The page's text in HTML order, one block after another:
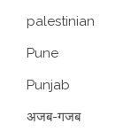
palestinian
Pune
Punjab
अजब-गजब